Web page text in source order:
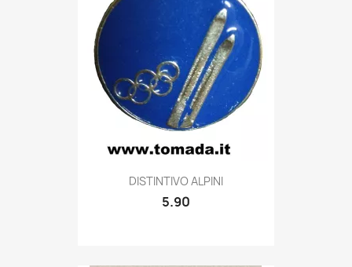
Quick view
DISTINTIVO ALPINI
5.90